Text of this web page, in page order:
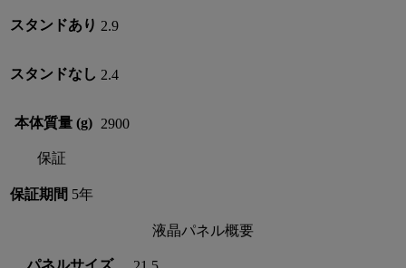
スタンドあり 2.9
スタンドなし 2.4
本体質量 (g) 2900
保証
保証期間 5年
液晶パネル概要